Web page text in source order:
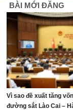
BÀI MỚI ĐĂNG
Vì sao đề xuất tăng
đường sắt Lào Cai –